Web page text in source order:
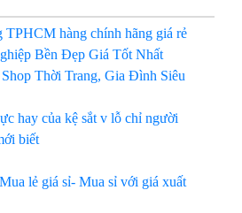
TPHCM hàng chính hãng giá rẻ
Bền Đẹp Giá Tốt Nhất
Thời Trang, Gia Đình Siêu
hay của kệ sắt v lỗ chỉ người
biết
lẻ giá sỉ- Mua sỉ với giá xuất